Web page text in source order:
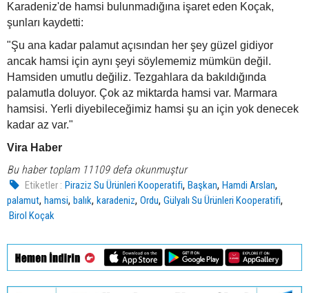
Karadeniz'de hamsi bulunmadığına işaret eden Koçak,
şunları kaydetti:
"Şu ana kadar palamut açısından her şey güzel gidiyor
ancak hamsi için aynı şeyi söylememiz mümkün değil.
Hamsiden umutlu değiliz. Tezgahlara da bakıldığında
palamutla doluyor. Çok az miktarda hamsi var. Marmara
hamsisi. Yerli diyebileceğimiz hamsi şu an için yok denecek
kadar az var."
Vira Haber
Bu haber toplam 11109 defa okunmuştur
Etiketler : Piraziz Su Ürünleri Kooperatifi,Başkan,Hamdi Arslan,
palamut, hamsi, balık, karadeniz, Ordu, Gülyalı Su Ürünleri Kooperatifi,
Birol Koçak